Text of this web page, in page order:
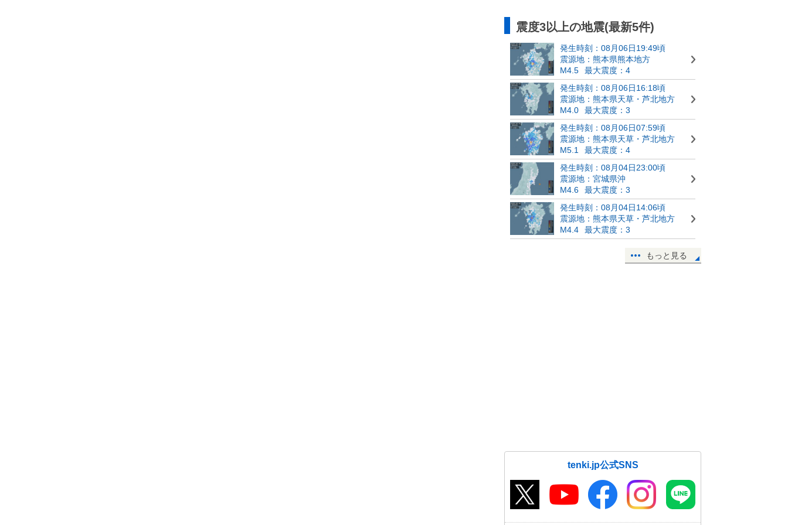
震度3以上の地震(最新5件)
発生時刻：08月06日19:49頃
震源地：熊本県熊本地方
M4.5
最大震度：4
発生時刻：08月06日16:18頃
震源地：熊本県天草・芦北地方
M4.0
最大震度：3
発生時刻：08月06日07:59頃
震源地：熊本県天草・芦北地方
M5.1
最大震度：4
発生時刻：08月04日23:00頃
震源地：宮城県沖
M4.6
最大震度：3
発生時刻：08月04日14:06頃
震源地：熊本県天草・芦北地方
M4.4
最大震度：3
もっと見る
tenki.jp公式SNS